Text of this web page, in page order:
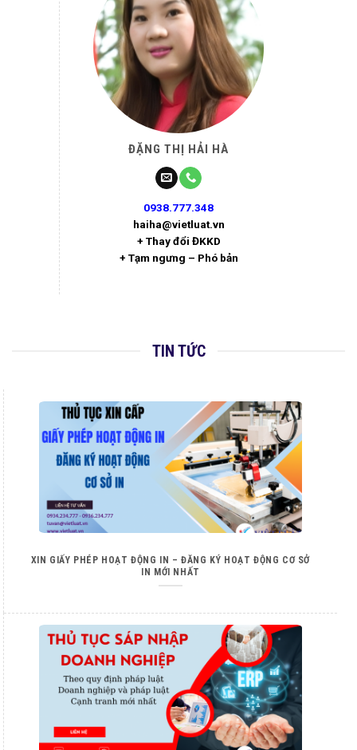
ĐẶNG THỊ HẢI HÀ
0938.777.348
haiha@vietluat.vn
+ Thay đổi ĐKKD
+ Tạm ngưng – Phó bản
TIN TỨC
XIN GIẤY PHÉP HOẠT ĐỘNG IN – ĐĂNG KÝ HOẠT ĐỘNG CƠ SỞ
IN MỚI NHẤT